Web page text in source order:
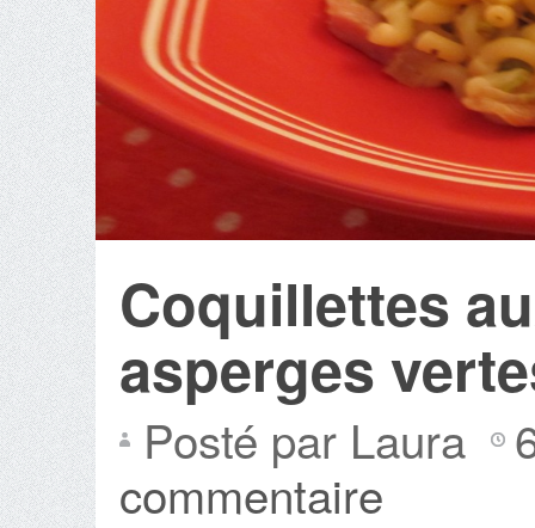
Coquillettes
asperges
Posté par Laura
commentaire